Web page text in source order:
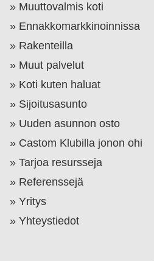
Muuttovalmis koti
Ennakkomarkkinoinnissa
Rakenteilla
Muut palvelut
Koti kuten haluat
Sijoitusasunto
Uuden asunnon osto
Castom Klubilla jonon ohi
Tarjoa resursseja
Referenssejä
Yritys
Yhteystiedot